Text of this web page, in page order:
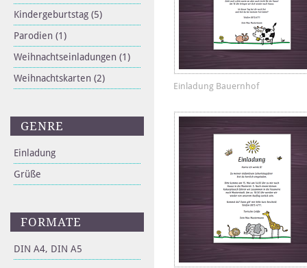
Kindergeburtstag (5)
Parodien (1)
Weihnachtseinladungen (1)
Weihnachtskarten (2)
GENRE
Einladung
Grüße
FORMATE
DIN A4, DIN A5
Einladung Bauernhof